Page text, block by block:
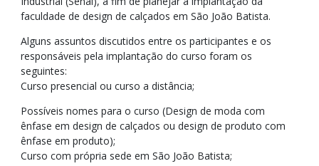
faculdade de design de calçados em São João Batista.
Alguns assuntos discutidos entre os participantes e os
responsáveis pela implantação do curso foram os
seguintes:
Curso presencial ou curso a distância;
Possíveis nomes para o curso (Design de moda com
ênfase em design de calçados ou design de produto com
ênfase em produto);
Curso com própria sede em São João Batista;